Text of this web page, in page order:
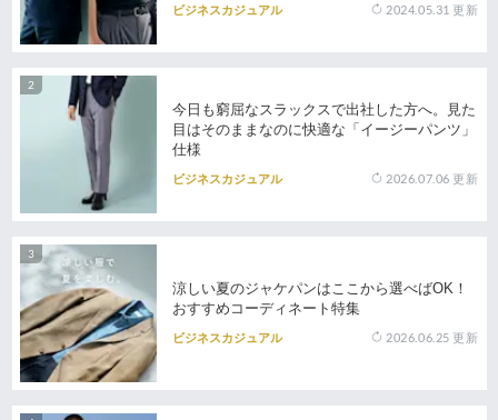
ビジネスカジュアル 2024.05.31 更新
今日も窮屈なスラックスで出社した方へ。見た
目はそのままなのに快適な「イージーパンツ」
仕様
ビジネスカジュアル 2026.07.06 更新
涼しい夏のジャケパンはここから選べばOK！
おすすめコーディネート特集
ビジネスカジュアル 2026.06.25 更新